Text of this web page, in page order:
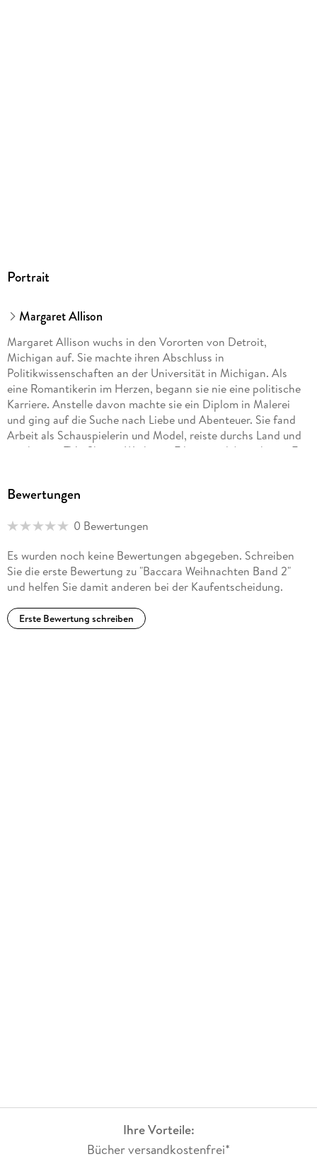
Portrait
Margaret Allison
Margaret Allison wuchs in den Vororten von Detroit,
Michigan auf. Sie machte ihren Abschluss in
Politikwissenschaften an der Universität in Michigan. Als
eine Romantikerin im Herzen, begann sie nie eine politische
Karriere. Anstelle davon machte sie ein Diplom in Malerei
und ging auf die Suche nach Liebe und Abenteuer. Sie fand
Arbeit als Schauspielerin und Model, reiste durchs Land und
erschien in TV - Shows, Werbung, Filmen und Autoshows. Es
betiteln musste. Und dabei wurde sie sich bewusst, wo ihre
uneffizienten Intermezzos als Poetin und Drehbuchautorin
den Kopf ging. Sofort begann sie romantische Romane zu
schreiben und sie verkaufte ihr erstes Buch gleich als
Dreierpack (also 3 geplante Bücher) und schaute nie mehr
zurück. Margaret Allison lebt mit ihrem Ehemann und zwei
Töchtern in Annapolis, Maryland. Sie glaubt fest daran, dass
Bewertungen
0 Bewertungen
Es wurden noch keine Bewertungen abgegeben. Schreiben
Sie die erste Bewertung zu "Baccara Weihnachten Band 2"
und helfen Sie damit anderen bei der Kaufentscheidung.
Erste Bewertung schreiben
Ihre Vorteile:
Bücher versandkostenfrei*